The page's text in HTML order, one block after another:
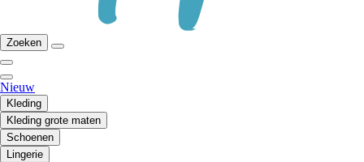
Zoeken
Nieuw
Kleding
Kleding grote maten
Schoenen
Lingerie